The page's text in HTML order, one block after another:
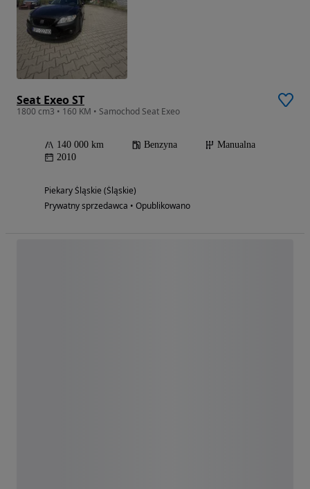
Seat Exeo ST
1800 cm3 • 160 KM • Samochod Seat Exeo
140 000 km Benzyna
Manualna
2010
Piekary Śląskie (Śląskie)
Prywatny sprzedawca • Opublikowano